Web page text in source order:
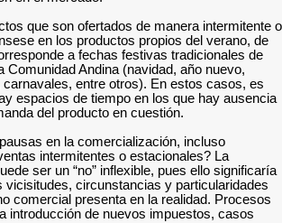
que son ofertados de manera intermitente o
en los productos propios del verano, de
a fechas festivas tradicionales de
Comunidad Andina (navidad, año nuevo,
entre otros). En estos casos, es
espacios de tiempo en los que hay ausencia
del producto en cuestión.
en la comercialización, incluso
intermitentes o estacionales? La
ser un “no” inflexible, pues ello significaría
vicisitudes, circunstancias y particularidades
comercial presenta en la realidad. Procesos
introducción de nuevos impuestos, casos